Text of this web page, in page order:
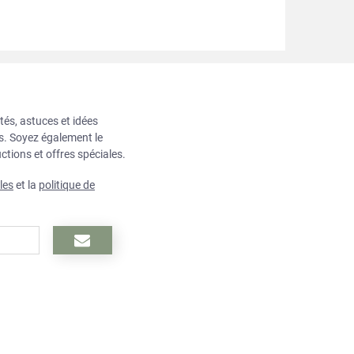
astuces et idées
Soyez également le
et offres spéciales.
et la politique de